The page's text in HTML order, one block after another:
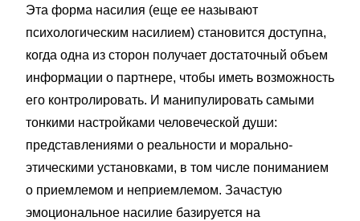
Эта форма насилия (еще ее называют
психологическим насилием) становится доступна,
когда одна из сторон получает достаточный объем
информации о партнере, чтобы иметь возможность
его контролировать. И манипулировать самыми
тонкими настройками человеческой души:
представлениями о реальности и морально-
этическими установками, в том числе пониманием
о приемлемом и неприемлемом. Зачастую
эмоциональное насилие базируется на